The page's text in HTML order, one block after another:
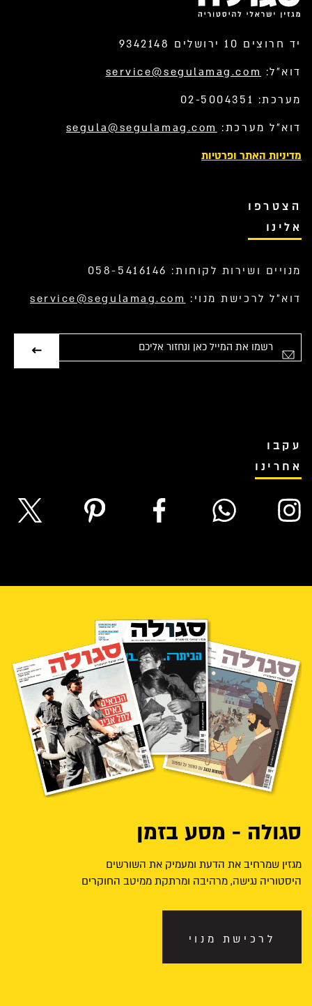
יד חרוצים 10 ירושלים 9342148
דוא”ל: service@segulamag.com
מערכת: 02-5004351
דוא”ל מערכת: segula@segulamag.com
מדיניות האתר ופרטיות
הצטרפו
אלינו
מנויים ושירות לקוחות: 058-5416146
דוא”ל לרכישת מנוי: service@segulamag.com
עקבו
אחרינו
סגולה - מסע בזמן
מגזין שמרחיב את הדעת ומעמיק את השורשים
היסטוריה נגישה, מרהיבה ומרתקת ממיטב החוקרים
לרכישת מנוי